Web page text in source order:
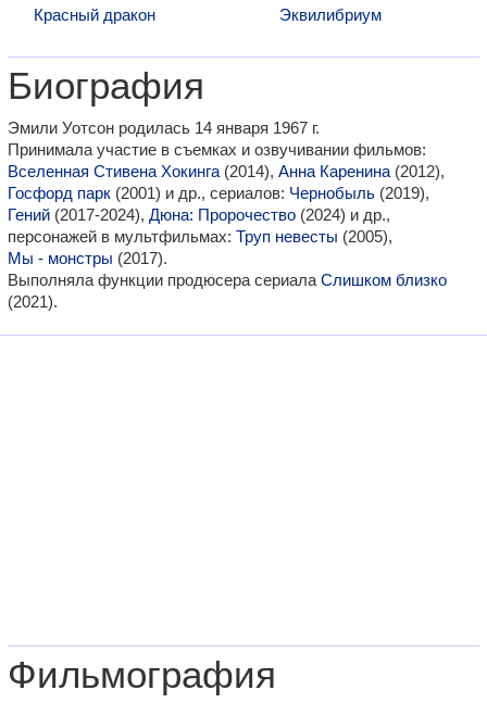
Красный дракон Эквилибриум
Биография
Эмили Уотсон родилась 14 января 1967 г.
Принимала участие в съемках и озвучивании фильмов:
Вселенная Стивена Хокинга (2014), Анна Каренина (2012),
Госфорд парк (2001) и др., сериалов: Чернобыль (2019),
Гений (2017-2024), Дюна: Пророчество (2024) и др.,
персонажей в мультфильмах: Труп невесты (2005),
Мы - монстры (2017).
Выполняла функции продюсера сериала Слишком близко
(2021).
Фильмография